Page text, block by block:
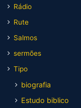
Rádio
Rute
Salmos
sermões
Tipo
biografia
Estudo biblico